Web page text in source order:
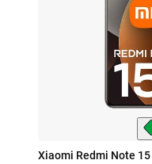
Xiaomi Redmi Note 15